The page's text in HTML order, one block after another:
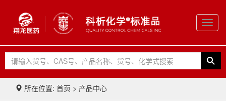
所在位置: 首页 > 产品中心